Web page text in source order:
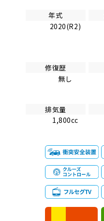
年式
2020(R2)
修復歴
無し
排気量
1,800cc